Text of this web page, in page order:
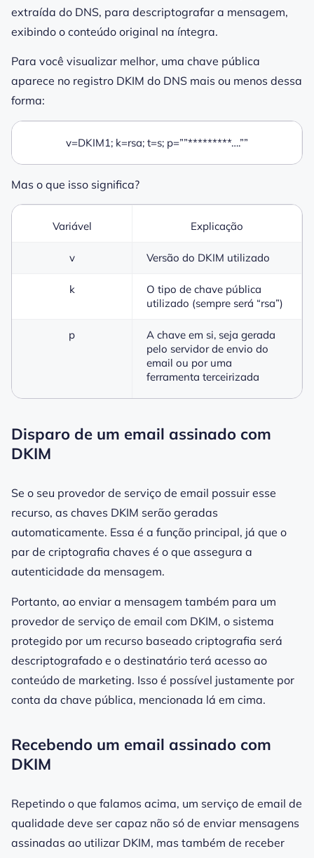
extraída do DNS, para descriptografar a mensagem,
exibindo o conteúdo original na íntegra.
Para você visualizar melhor, uma chave pública
aparece no registro DKIM do DNS mais ou menos dessa
forma:
v=DKIM1; k=rsa; t=s; p=””*********….””
Mas o que isso significa?
Variável Explicação
v Versão do DKIM utilizado
k
O tipo de chave pública
utilizado (sempre será “rsa”)
p
A chave em si, seja gerada
pelo servidorde envio do
email ou por uma
ferramenta terceirizada
Disparo de um email assinado com
DKIM
Se o seu provedor de serviço de email possuir esse
recurso, as chaves DKIM serão geradas
automaticamente. Essa é a função principal, já que o
par de criptografia chaves é o que assegura a
autenticidade da mensagem.
Portanto, ao enviar a mensagem também para um
provedor de serviço de email com DKIM, o sistema
protegido por um recurso baseado criptografia será
descriptografado e o destinatário terá acesso ao
conteúdo de marketing. Isso é possível justamente por
conta da chave pública, mencionada lá em cima.
Recebendo um email assinado com
DKIM
Repetindo o que falamos acima, um serviço de email de
qualidade deve ser capaz não só de enviar mensagens
assinadas ao utilizar DKIM, mas também de receber